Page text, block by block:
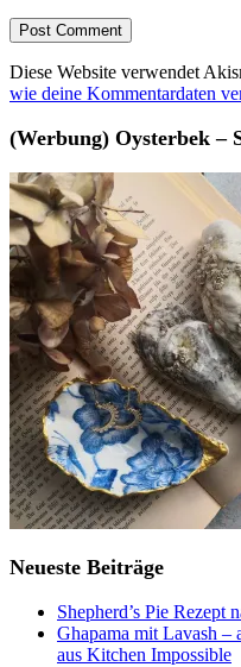
Diese Website verwendet
wie deine Kommentardaten
(Werbung) Oysterbek –
Neueste Beiträge
Shepherd’s Pie Rezept
Ghapama mit Lavash –
aus Kitchen Impossible